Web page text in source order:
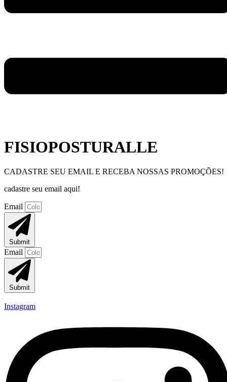
FISIOPOSTURALLE
CADASTRE SEU EMAIL E RECEBA NOSSAS PROMOÇÕES!
cadastre seu email aqui!
Email
Submit
Email
Submit
Instagram